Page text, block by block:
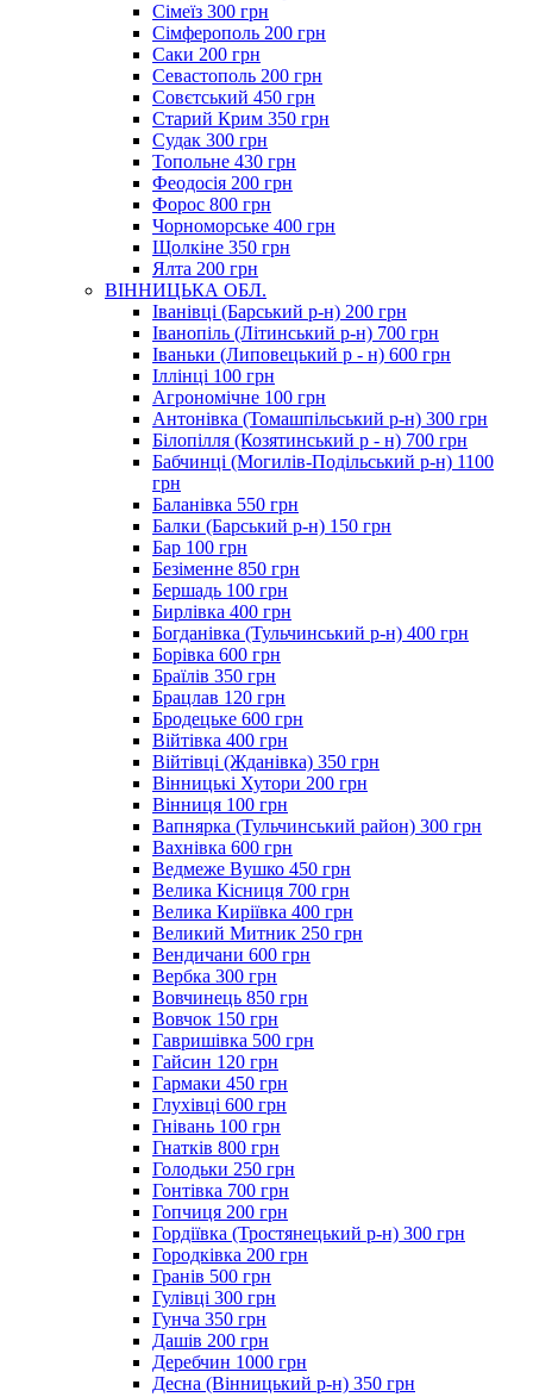
Сімеїз 300 грн
Сімферополь 200 грн
Саки 200 грн
Севастополь 200 грн
Совєтський 450 грн
Старий Крим 350 грн
Судак 300 грн
Топольне 430 грн
Феодосія 200 грн
Форос 800 грн
Чорноморське 400 грн
Щолкіне 350 грн
Ялта 200 грн
ВІННИЦЬКА ОБЛ.
Іванівці (Барський р-н) 200 грн
Іванопіль (Літинський р-н) 700 грн
Іваньки (Липовецький р - н) 600 грн
Іллінці 100 грн
Агрономічне 100 грн
Антонівка (Томашпільський р-н) 300 грн
Білопілля (Козятинський р - н) 700 грн
Бабчинці (Могилів-Подільський р-н) 1100
грн
Баланівка 550 грн
Балки (Барський р-н) 150 грн
Бар 100 грн
Безіменне 850 грн
Бершадь 100 грн
Бирлівка 400 грн
Богданівка (Тульчинський р-н) 400 грн
Борівка 600 грн
Браїлів 350 грн
Брацлав 120 грн
Бродецьке 600 грн
Війтівка 400 грн
Війтівці (Жданівка) 350 грн
Вінницькі Хутори 200 грн
Вінниця 100 грн
Вапнярка (Тульчинський район) 300 грн
Вахнівка 600 грн
Ведмеже Вушко 450 грн
Велика Кісниця 700 грн
Велика Киріївка 400 грн
Великий Митник 250 грн
Вендичани 600 грн
Вербка 300 грн
Вовчинець 850 грн
Вовчок 150 грн
Гавришівка 500 грн
Гайсин 120 грн
Гармаки 450 грн
Глухівці 600 грн
Гнівань 100 грн
Гнатків 800 грн
Голодьки 250 грн
Гонтівка 700 грн
Гопчиця 200 грн
Гордіївка (Тростянецький р-н) 300 грн
Городківка 200 грн
Гранів 500 грн
Гулівці 300 грн
Гунча 350 грн
Дашів 200 грн
Деребчин 1000 грн
Десна (Вінницький р-н) 350 грн